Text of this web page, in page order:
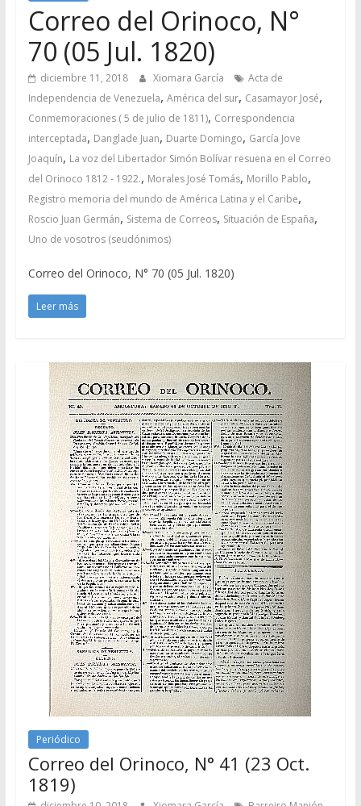
Correo del Orinoco, N°
70 (05 Jul. 1820)
diciembre 11, 2018 Xiomara García
Acta de
Independencia de Venezuela, América del sur, Casamayor José,
Conmemoraciones ( 5 de julio de 1811), Correspondencia
interceptada, Danglade Juan, Duarte Domingo, García Jove
Joaquín, La voz del Libertador Simón Bolívar resuena en el Correo
del Orinoco 1812 - 1922., Morales José Tomás, Morillo Pablo,
Registro memoria del mundo de América Latina y el Caribe,
Roscio Juan Germán, Sistema de Correos, Situación de España,
Uno de vosotros (seudónimos)
Correo del Orinoco, N° 70 (05 Jul. 1820)
Leer más
Periódico
Correo del Orinoco, N° 41 (23 Oct.
1819)